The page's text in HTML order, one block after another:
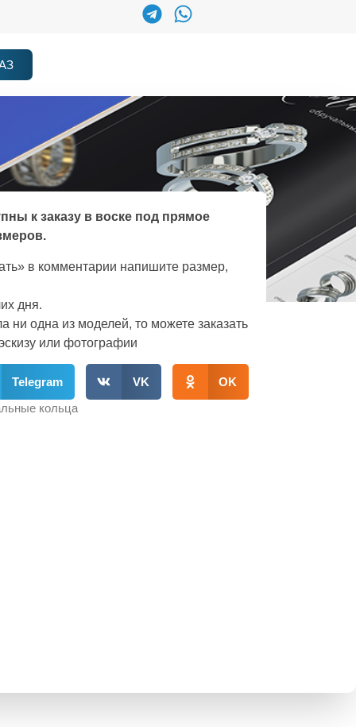
к заказу в воске под прямое
в комментарии напишите размер,
дня.
ни одна из моделей, то можете заказать
или фотографии
Telegram VK
OK
кольца